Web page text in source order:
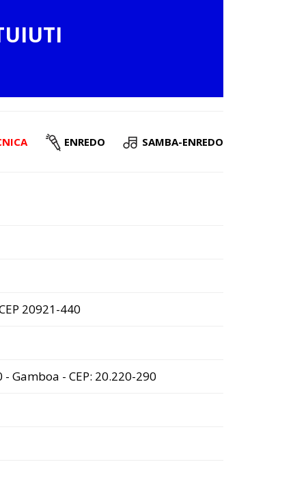
ENREDO SAMBA-ENREDO
20921-440
Gamboa - CEP: 20.220-290